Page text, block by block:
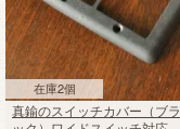
在庫2個
真鍮のスイッチカバー（ブラ